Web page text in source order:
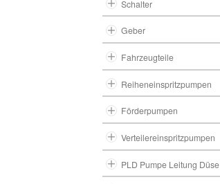
Schalter
Geber
Fahrzeugteile
Reiheneinspritzpumpen
Förderpumpen
Verteilereinspritzpumpen
PLD Pumpe Leitung Düse